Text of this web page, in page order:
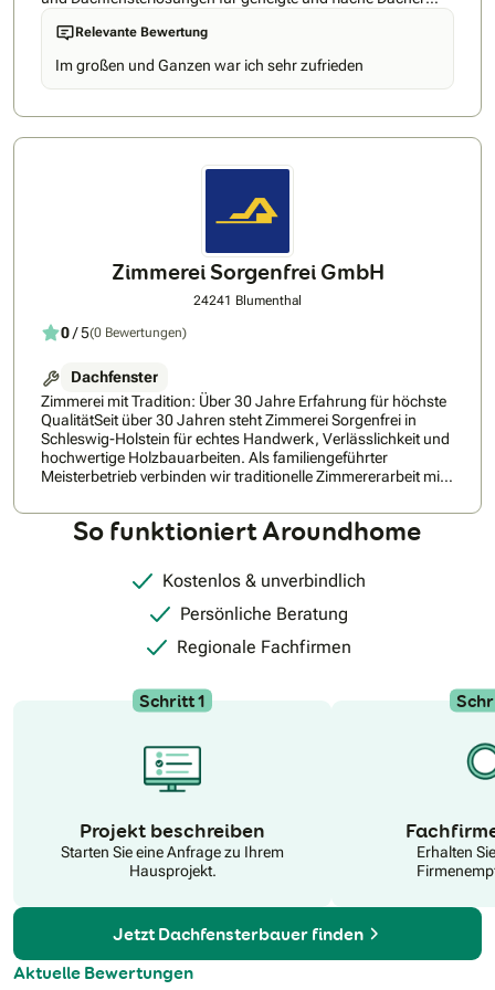
bietet Velux auch Produkte für den Hitze- und Sonnenschutz
sowie Smart Home Lösungen. Entdecken Sie die
Produktvielfalt von VELUX und lassen Sie sich von uns
beraten. Buchen Sie ihre Beratung direkt hier beim VELUX
Beratungsservice: Bookings – – Outlook
Relevante Bewertung
Im großen und Ganzen war ich sehr zufrieden
Zimmerei Sorgenfrei GmbH
24241 Blumenthal
0/ 5(0 Bewertungen)
Dachfenster
Zimmerei mit Tradition: Über 30 Jahre Erfahrung für höchste
QualitätSeit über 30 Jahren steht Zimmerei Sorgenfrei in
Schleswig-Holstein für echtes Handwerk, Verlässlichkeit und
hochwertige Holzbauarbeiten. Als familiengeführter
Meisterbetrieb verbinden wir traditionelle Zimmererarbeit mit
Dach, Holzrahmenbau und energetische Sanierung.
So funktioniert Aroundhome
Kostenlos & unverbindlich
Persönliche Beratung
Regionale Fachfirmen
Schritt 1
Projekt beschreiben
Starten Sie eine Anfrage zu Ihrem
Hausprojekt.
Erhalten
Jetzt Dachfensterbauer finden
Aktuelle Bewertungen